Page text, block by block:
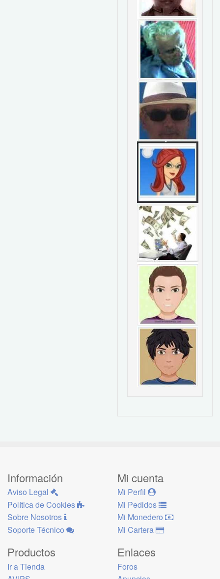
Información
Aviso Legal
Política de Cookies
Sobre Nosotros
Soporte Técnico
Mi cuenta
Mi Perfil
Mi Pedidos
Mi Monedero
Mi Cartera
Productos
Ir a Tienda
Enlaces
Foros